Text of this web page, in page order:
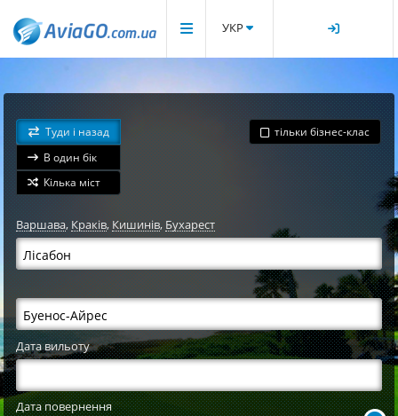
УКР
Туди і назад
В один бік
Кілька міст
тільки бізнес-клас
Варшава, Краків,Кишинів,Бухарест
Дата вильоту
Дата повернення